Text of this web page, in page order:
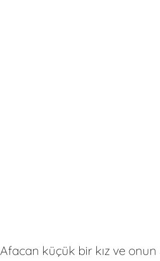
Afacan küçük bir kız ve